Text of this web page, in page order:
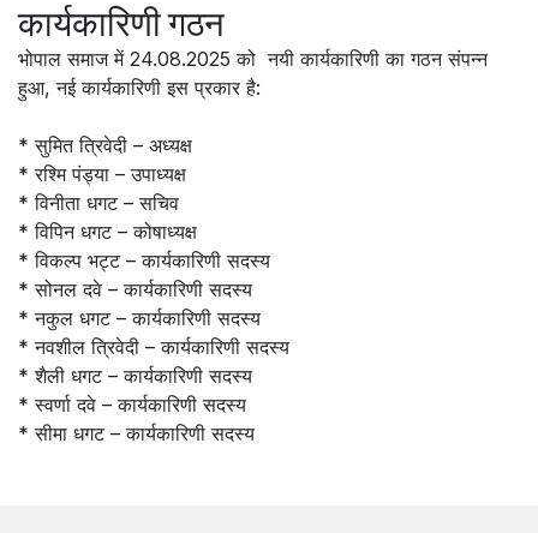
कार्यकारिणी गठन
भोपाल समाज में 24.08.2025 को नयी कार्यकारिणी का गठन संपन्न
हुआ, नई कार्यकारिणी इस प्रकार है:
* सुमित त्रिवेदी – अध्यक्ष
* रश्मि पंड्या – उपाध्यक्ष
* विनीता धगट – सचिव
* विपिन धगट – कोषाध्यक्ष
* विकल्प भट्ट – कार्यकारिणी सदस्य
* सोनल दवे – कार्यकारिणी सदस्य
* नकुल धगट – कार्यकारिणी सदस्य
* नवशील त्रिवेदी – कार्यकारिणी सदस्य
* शैली धगट – कार्यकारिणी सदस्य
* स्वर्णा दवे – कार्यकारिणी सदस्य
* सीमा धगट – कार्यकारिणी सदस्य